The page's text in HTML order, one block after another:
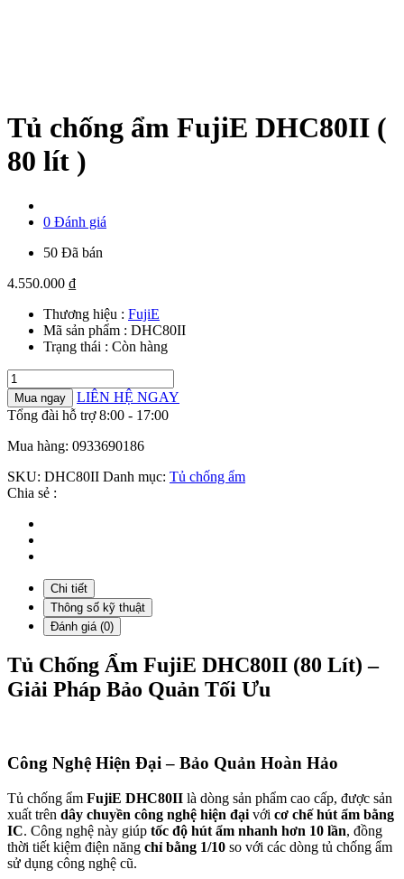
Tủ chống ẩm FujiE DHC80II (
80 lít )
0 Đánh giá
50 Đã bán
4.550.000 ₫
Thương hiệu : FujiE
Mã sản phẩm : DHC80II
Trạng thái : Còn hàng
Tủ
chống
ẩm
FujiE
DHC80II
80
lít
lượng
Mua ngay
LIÊN HỆ NGAY
Tổng đài hỗ trợ 8:00 - 17:00
Mua hàng: 0933690186
SKU: DHC80II Danh mục: Tủ chống ẩm
Chia sẻ :
Chi tiết
Thông số kỹ thuật
Đánh giá (0)
Tủ Chống Ẩm FujiE DHC80II (80 Lít) –
Giải Pháp Bảo Quản Tối Ưu
Công Nghệ Hiện Đại – Bảo Quản Hoàn Hảo
Tủ chống ẩm FujiE DHC80II là dòng sản phẩm cao cấp, được sản
xuất trên dây chuyền công nghệ hiện đại với cơ chế hút ẩm bằng
IC. Công nghệ này giúp tốc độ hút ẩm nhanh hơn 10 lần, đồng
thời tiết kiệm điện năng chỉ bằng 1/10 so với các dòng tủ chống ẩm
sử dụng công nghệ cũ.